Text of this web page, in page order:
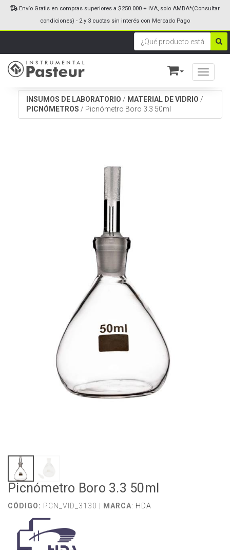
Toggle
Envío Gratis en compras superiores a $250.000 + IVA, solo AMBA*(Consultar
condiciones) - 2 y 3 cuotas sin interés con Mercado Pago
INSUMOS DE LABORATORIO / MATERIAL DE VIDRIO /
PICNÓMETROS / Picnómetro Boro 3.3 50ml
Picnómetro Boro 3.3 50ml
CÓDIGO: PCN_VID_3130 | MARCA: HDA